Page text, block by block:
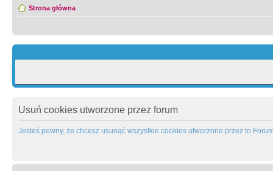
Strona główna
Usuń cookies utworzone przez forum
Jesteś pewny, że chcesz usunąć wszystkie cookies utworzone przez to